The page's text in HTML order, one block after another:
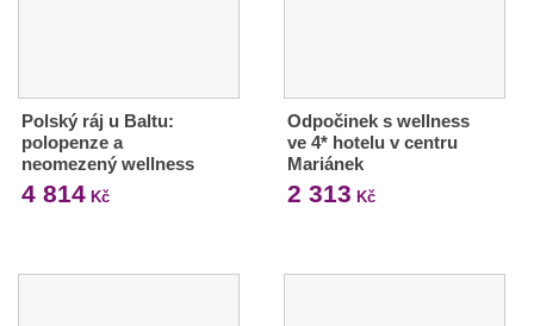
Polský ráj u Baltu:
polopenze a
neomezený wellness
4 814 Kč
Odpočinek s wellness
ve 4* hotelu v centru
Mariánek
2 313 Kč